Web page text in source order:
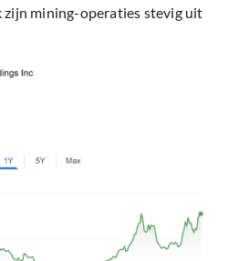
mining-operaties stevig uit